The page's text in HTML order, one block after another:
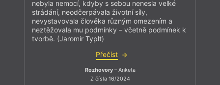
nebyla nemocí, kdyby s sebou nenesla velké
strádání, neodčerpávala životní síly,
nevystavovala člověka různým omezením a
neztěžovala mu podmínky – včetně podmínek k
tvorbě. (Jaromír Typlt)
Přečíst
Rozhovory– Anketa
Z čísla 16/2024